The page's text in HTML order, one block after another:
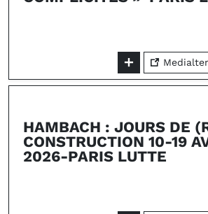
HAMBACH : JOURS DE
CONSTRUCTION 10-19
2026-PARIS LUTTE